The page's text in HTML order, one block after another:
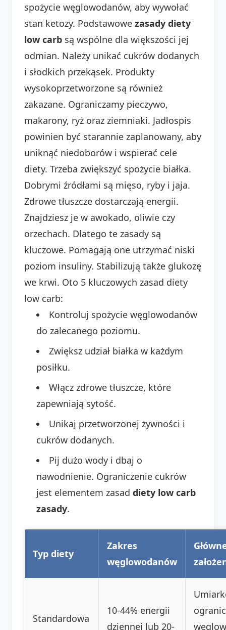
spożycie węglowodanów, aby wywołać
stan ketozy. Podstawowe zasady diety
low carb są wspólne dla większości jej
odmian. Należy unikać cukrów dodanych
i słodkich przekąsek. Produkty
wysokoprzetworzone są również
zakazane. Ograniczamy pieczywo,
makarony, ryż oraz ziemniaki. Jadłospis
powinien być starannie zaplanowany, aby
uniknąć niedoborów i wspierać cele
diety. Trzeba zwiększyć spożycie białka.
Dobrymi źródłami są mięso, ryby i jaja.
Zdrowe tłuszcze dostarczają energii.
Znajdziesz je w awokado, oliwie czy
orzechach. Dlatego te zasady są
kluczowe. Pomagają one utrzymać niski
poziom insuliny. Stabilizują także glukozę
we krwi. Oto 5 kluczowych zasad diety
low carb:
Kontroluj spożycie węglowodanów
do zalecanego poziomu.
Zwiększ udział białka w każdym
posiłku.
Włącz zdrowe tłuszcze, które
zapewniają sytość.
Unikaj przetworzonej żywności i
cukrów dodanych.
Pij dużo wody i dbaj o
nawodnienie. Ograniczenie cukrów
jest elementem zasad diety low carb
zasady.
Typ diety
Zakres
węglowodanów
Standardowa
10-44% energii
dziennej lub 20-